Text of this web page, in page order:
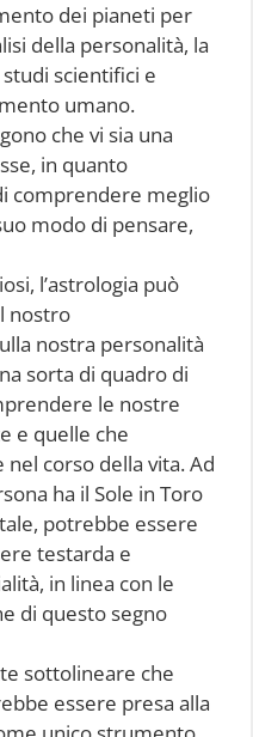
dei pianeti per
della personalità, la
studi scientifici e
umano.
che vi sia una
in quanto
comprendere meglio
modo di pensare,
l’astrologia può
nostro
nostra personalità
sorta di quadro di
le nostre
e quelle che
corso della vita. Ad
ha il Sole in Toro
potrebbe essere
testarda e
in linea con le
di questo segno
sottolineare che
essere presa alla